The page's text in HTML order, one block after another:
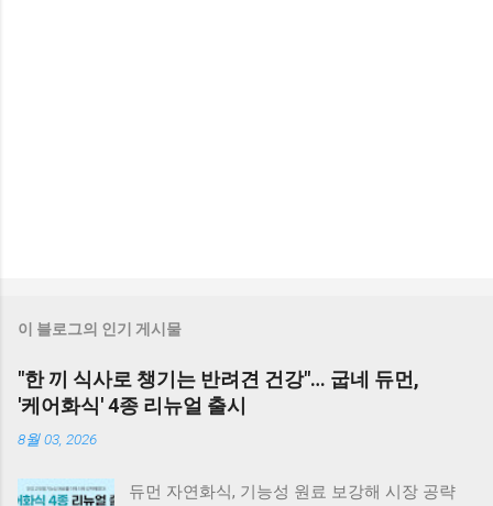
이 블로그의 인기 게시물
"한 끼 식사로 챙기는 반려견 건강"… 굽네 듀먼,
'케어화식' 4종 리뉴얼 출시
8월 03, 2026
듀먼 자연화식, 기능성 원료 보강해 시장 공략